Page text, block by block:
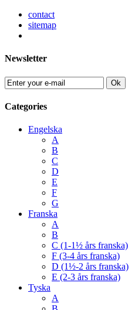
contact
sitemap
Newsletter
Ok
Categories
Engelska
A
B
C
D
E
F
G
Franska
A
B
C (1-1½ års franska)
F (3-4 års franska)
D (1½-2 års franska)
E (2-3 års franska)
Tyska
A